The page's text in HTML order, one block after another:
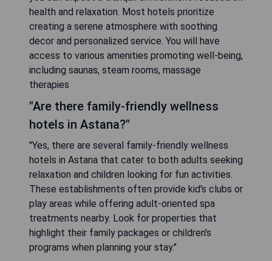
health and relaxation. Most hotels prioritize
creating a serene atmosphere with soothing
decor and personalized service. You will have
access to various amenities promoting well-being,
including saunas, steam rooms, massage
therapies
"Are there family-friendly wellness
hotels in Astana?"
"Yes, there are several family-friendly wellness
hotels in Astana that cater to both adults seeking
relaxation and children looking for fun activities.
These establishments often provide kid's clubs or
play areas while offering adult-oriented spa
treatments nearby. Look for properties that
highlight their family packages or children's
programs when planning your stay."